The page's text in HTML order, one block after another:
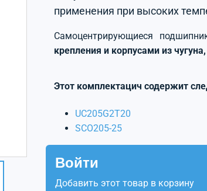
применения при высоких
Самоцентрирующиеся
крепления и корпусами из
Этот комплектацич содержит
UC205G2T20
SCO205-25
Войти
Добавить этот товар в корзину